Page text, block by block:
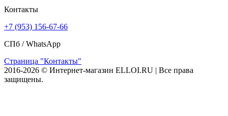
Контакты
+7 (953) 156-67-66
СПб /WhatsApp
Страница "Контакты"
2016-2026 © Интернет-магазин ELLOI.RU | Все права
защищены.